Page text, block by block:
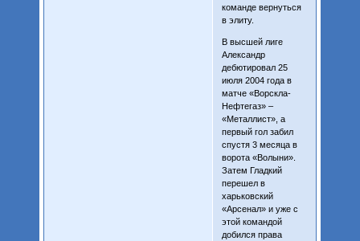
команде вернуться
в элиту.
В высшей лиге
Александр
дебютировал 25
июля 2004 года в
матче «Ворскла-
Нефтегаз» –
«Металлист», а
первый гол забил
спустя 3 месяца в
ворота «Волыни».
Затем Гладкий
перешел в
харьковский
«Арсенал» и уже с
этой командой
добился права